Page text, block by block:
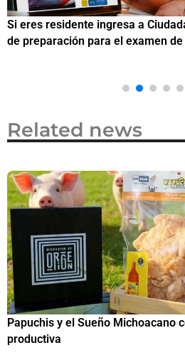
Si eres residente ingresa a
de preparación para el examen
Related news
Papuchis y el Sueño Michoacano
productiva